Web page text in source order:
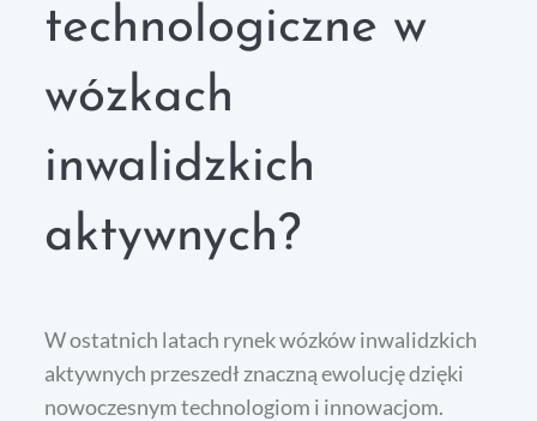
technologiczne w
wózkach
inwalidzkich
aktywnych?
W ostatnich latach rynek wózków inwalidzkich
aktywnych przeszedł znaczną ewolucję dzięki
nowoczesnym technologiom i innowacjom.